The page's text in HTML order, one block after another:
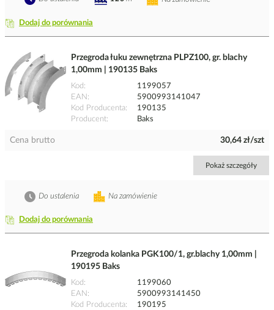
Dodaj do porównania
Przegroda łuku zewnętrzna PLPZ100, gr. blachy
1,00mm | 190135 Baks
Kod
1199057
EAN
5900993141047
Kod Producenta
190135
Producent
Baks
Cena brutto 30,64 zł/szt
Pokaż szczegóły
Dodaj do porównania
Na zamówienie
Do ustalenia
Przegroda kolanka PGK100/1, gr.blachy 1,00mm |
190195 Baks
Kod
1199060
EAN
5900993141450
Kod Producenta
190195